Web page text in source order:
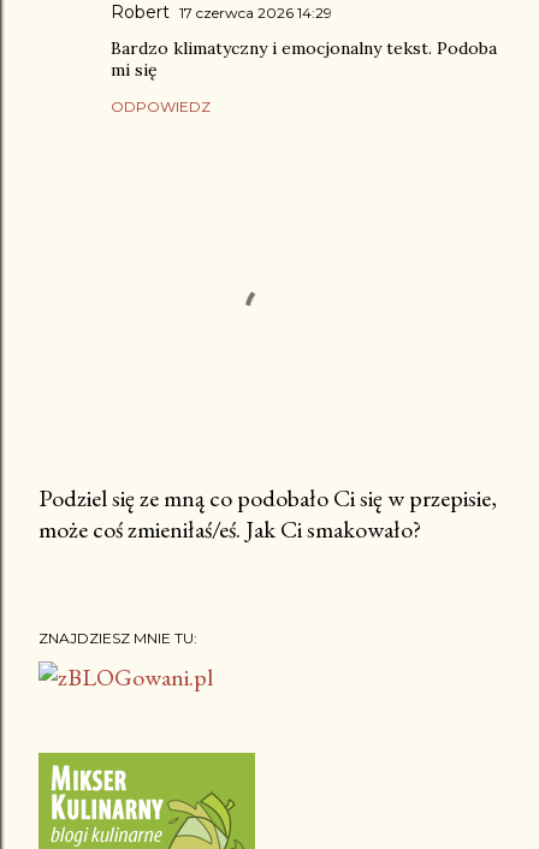
Robert 17 czerwca 2026 14:29
Bardzo klimatyczny i emocjonalny tekst. Podoba
mi się
ODPOWIEDZ
P
ś
l
j
Podziel się ze mną co podobało Ci się w przepisie,
może coś zmieniłaś/eś. Jak Ci smakowało?
ZNAJDZIESZ MNIE TU: